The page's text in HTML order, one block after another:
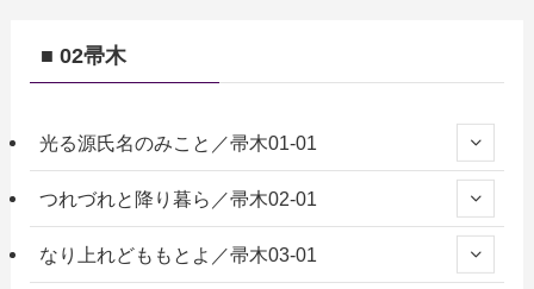
■ 02帚木
光る源氏名のみこと／帚木01-01
つれづれと降り暮ら／帚木02-01
なり上れどももとよ／帚木03-01